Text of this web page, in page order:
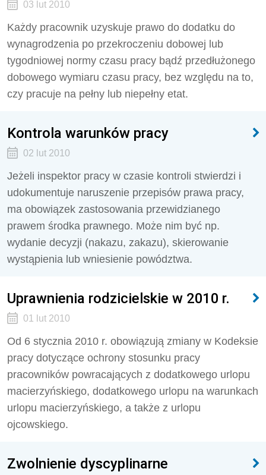
03 lut 2010
Każdy pracownik uzyskuje prawo do dodatku do
wynagrodzenia po przekroczeniu dobowej lub
tygodniowej normy czasu pracy bądź przedłużonego
dobowego wymiaru czasu pracy, bez względu na to,
czy pracuje na pełny lub niepełny etat.
Kontrola warunków pracy
02 lut 2010
Jeżeli inspektor pracy w czasie kontroli stwierdzi i
udokumentuje naruszenie przepisów prawa pracy,
ma obowiązek zastosowania przewidzianego
prawem środka prawnego. Może nim być np.
wydanie decyzji (nakazu, zakazu), skierowanie
wystąpienia lub wniesienie powództwa.
Uprawnienia rodzicielskie w 2010 r.
01 lut 2010
Od 6 stycznia 2010 r. obowiązują zmiany w Kodeksie
pracy dotyczące ochrony stosunku pracy
pracowników powracających z dodatkowego urlopu
macierzyńskiego, dodatkowego urlopu na warunkach
urlopu macierzyńskiego, a także z urlopu
ojcowskiego.
Zwolnienie dyscyplinarne